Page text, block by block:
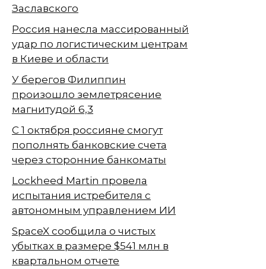
Заславского
Россия нанесла массированный
удар по логистическим центрам
в Киеве и области
У берегов Филиппин
произошло землетрясение
магнитудой 6,3
С 1 октября россияне смогут
пополнять банковские счета
через сторонние банкоматы
Lockheed Martin провела
испытания истребителя с
автономным управлением ИИ
SpaceX сообщила о чистых
убытках в размере $541 млн в
квартальном отчете